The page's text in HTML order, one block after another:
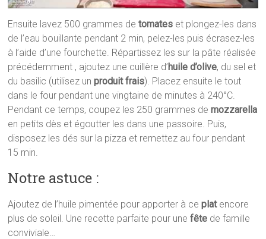
Ensuite lavez 500 grammes detomates et plongez-les dans
de l’eau bouillante pendant 2 min, pelez-les puis écrasez-les
à l’aide d’une fourchette. Répartissez les sur la pâte réalisée
précédemment , ajoutez une cuillère d’huile d’olive, du sel et
du basilic (utilisez unproduit frais). Placez ensuite le tout
dans le four pendant une vingtaine de minutes à 240°C.
Pendant ce temps, coupez les 250 grammes demozzarella
en petits dès et égoutter les dans une passoire. Puis,
disposez les dés sur la pizza et remettez au four pendant
15 min.
Notre astuce :
Ajoutez de l’huile pimentée pour apporter à ceplatencore
plus de soleil. Une recette parfaite pour une fête de famille
conviviale…